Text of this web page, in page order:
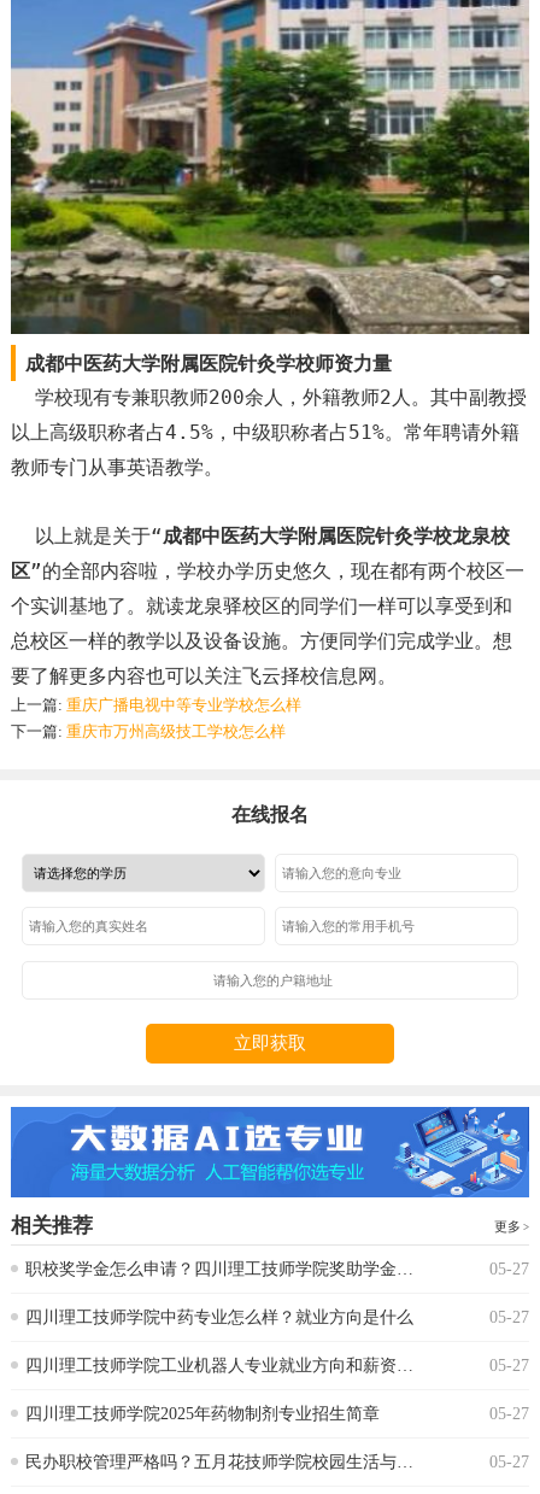
成都中医药大学附属医院针灸学校师资力量
学校现有专兼职教师200余人，外籍教师2人。其中副教授
以上高级职称者占4.5%，中级职称者占51%。常年聘请外籍
教师专门从事英语教学。
以上就是关于“成都中医药大学附属医院针灸学校龙泉校
区”的全部内容啦，学校办学历史悠久，现在都有两个校区一
个实训基地了。就读龙泉驿校区的同学们一样可以享受到和
总校区一样的教学以及设备设施。方便同学们完成学业。想
要了解更多内容也可以关注飞云择校信息网。
上一篇: 重庆广播电视中等专业学校怎么样
下一篇: 重庆市万州高级技工学校怎么样
在线报名
立即获取
相关推荐 更多
‌职校奖学金怎么申请？四川理工技师学院奖助学金政策 05-27
‌四川理工技师学院中药专业怎么样？就业方向是什么 05-27
四川理工技师学院工业机器人专业就业方向和薪资水平 05-27
四川理工技师学院2025年药物制剂专业招生简章 05-27
‌民办职校管理严格吗？五月花技师学院校园生活与纪律要求‌ 05-27